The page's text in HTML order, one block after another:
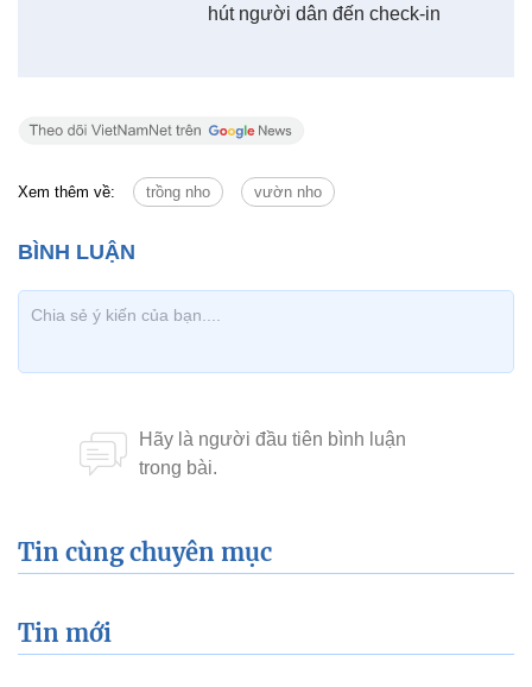
hút người dân đến check-in
Xem thêm về: trồng nho vườn nho
Tin cùng chuyên mục
Tin mới